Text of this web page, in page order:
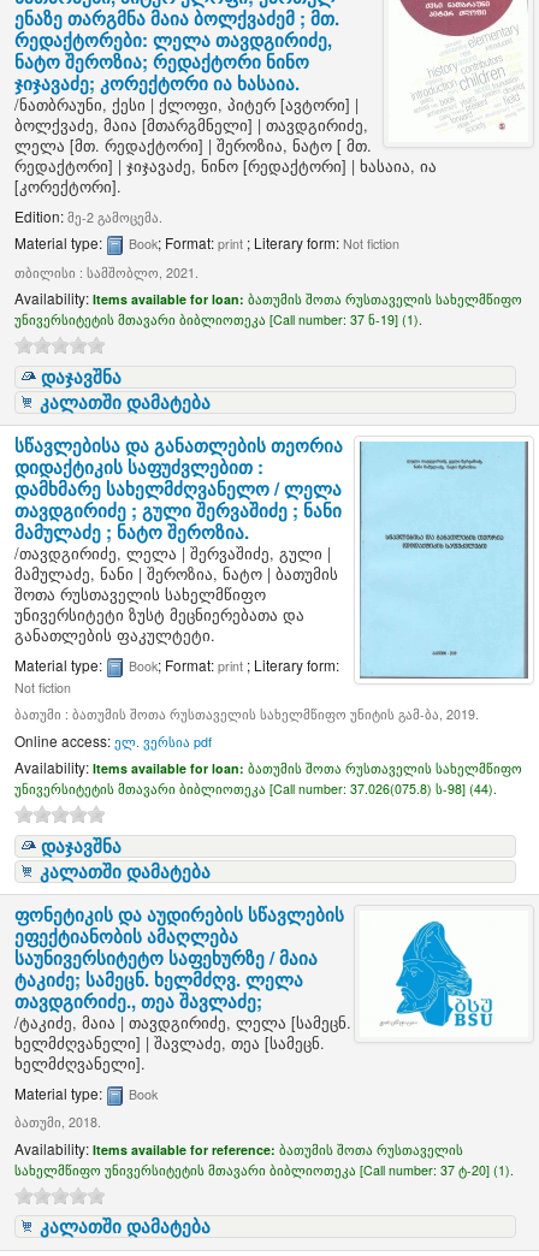
ენაზე თარგმნა მაია ბოლქვაძემ ; მთ.
რედაქტორები: ლელა თავდგირიძე,
ნატო შეროზია; რედაქტორი ნინო
ჯიჯავაძე; კორექტორი ია ხასაია.
/ნათბრაუნი, ქესი |ქლოფი, პიტერ [ავტორი] |
ბოლქვაძე, მაია [მთარგმნელი] |თავდგირიძე,
ლელა [მთ. რედაქტორი] |შეროზია, ნატო [ მთ.
რედაქტორი] |ჯიჯავაძე, ნინო [რედაქტორი] |ხასაია, ია
[კორექტორი].
Edition:მე-2 გამოცემა.
Material type: Book; Format:print ; Literary form:Not fiction
თბილისი : სამშობლო, 2021.
Availability:Items available for loan:ბათუმის შოთა რუსთაველის სახელმწიფო
უნივერსიტეტის მთავარი ბიბლიოთეკა [Call number:37 ნ-19] (1).
დაჯავშნა
კალათში დამატება
სწავლებისა და განათლების თეორია
დიდაქტიკის საფუძვლებით :
დამხმარე სახელმძღვანელო /ლელა
თავდგირიძე ; გული შერვაშიძე ; ნანი
მამულაძე ; ნატო შეროზია.
/თავდგირიძე, ლელა |შერვაშიძე, გული |
მამულაძე, ნანი |შეროზია, ნატო |ბათუმის
შოთა რუსთაველის სახელმწიფო
უნივერსიტეტი ზუსტ მეცნიერებათა და
განათლების ფაკულტეტი.
Material type: Book; Format:print ; Literary form:
Not fiction
ბათუმი : ბათუმის შოთა რუსთაველის სახელმწიფო უნიტის გამ-ბა, 2019.
Online access: ელ. ვერსია pdf
Availability:Items available for loan:ბათუმის შოთა რუსთაველის სახელმწიფო
უნივერსიტეტის მთავარი ბიბლიოთეკა [Call number:37.026(075.8) ს-98] (44).
დაჯავშნა
კალათში დამატება
ფონეტიკის და აუდირების სწავლების
ეფექტიანობის ამაღლება
საუნივერსიტეტო საფეხურზე /მაია
ტაკიძე; სამეცნ. ხელმძღვ. ლელა
თავდგირიძე., თეა შავლაძე;
/ტაკიძე, მაია |თავდგირიძე, ლელა [სამეცნ.
ხელმძღვანელი] |შავლაძე, თეა [სამეცნ.
ხელმძღვანელი].
Material type:
Book
ბათუმი, 2018.
Availability:Items available for reference:ბათუმის შოთა რუსთაველის
სახელმწიფო უნივერსიტეტის მთავარი ბიბლიოთეკა [Call number:37 ტ-20] (1).
კალათში დამატება